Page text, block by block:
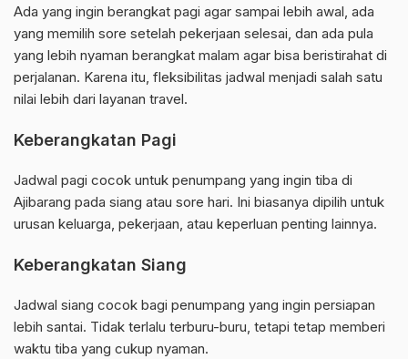
Ada yang ingin berangkat pagi agar sampai lebih awal, ada
yang memilih sore setelah pekerjaan selesai, dan ada pula
yang lebih nyaman berangkat malam agar bisa beristirahat di
perjalanan. Karena itu, fleksibilitas jadwal menjadi salah satu
nilai lebih dari layanan travel.
Keberangkatan Pagi
Jadwal pagi cocok untuk penumpang yang ingin tiba di
Ajibarang pada siang atau sore hari. Ini biasanya dipilih untuk
urusan keluarga, pekerjaan, atau keperluan penting lainnya.
Keberangkatan Siang
Jadwal siang cocok bagi penumpang yang ingin persiapan
lebih santai. Tidak terlalu terburu-buru, tetapi tetap memberi
waktu tiba yang cukup nyaman.